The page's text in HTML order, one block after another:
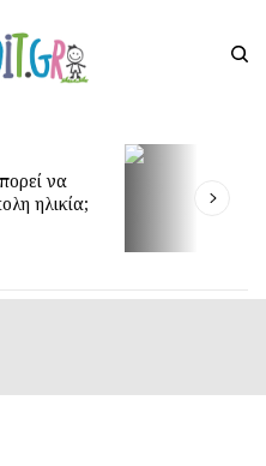
για πιο ήρεμες